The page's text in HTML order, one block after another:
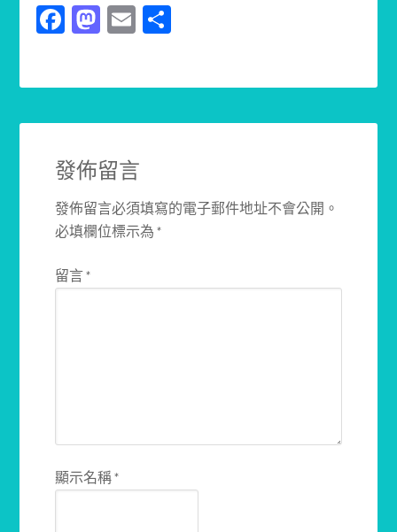
Facebook
Mastodon
Email
發佈留言
發佈留言必須填寫的電子郵件地址不會公開。
必填欄位標示為*
留言*
顯示名稱*